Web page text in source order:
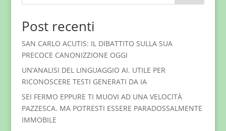
Post recenti
SAN CARLO ACUTIS: IL DIBATTITO SULLA SUA
PRECOCE CANONIZZIONE OGGI
UN’ANALISI DEL LINGUAGGIO AI. UTILE PER
RICONOSCERE TESTI GENERATI DA IA
SEI FERMO EPPURE TI MUOVI AD UNA VELOCITÀ
PAZZESCA. MA POTRESTI ESSERE PARADOSSALMENTE
IMMOBILE